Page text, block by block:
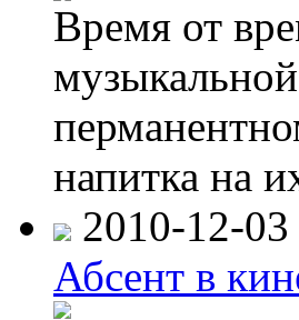
Время от
напитка на
2010-12-03
Абсент в